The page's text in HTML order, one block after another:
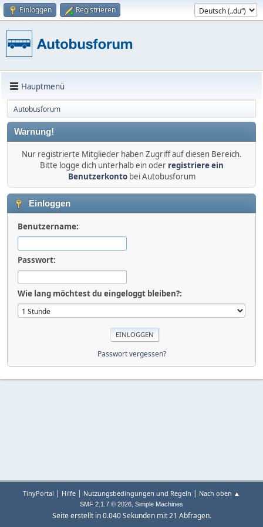
Einloggen Registrieren
Hauptmenü
Autobusforum
Warnung!
Nur registrierte Mitglieder haben Zugriff auf diesen Bereich.
Bitte logge dich unterhalb ein oder registriere ein
Benutzerkontobei Autobusforum
Einloggen
Benutzername:
Passwort:
Wie lang möchtest du eingeloggt bleiben?:
Passwort vergessen?
TinyPortal | Hilfe | Nutzungsbedingungen und Regeln | Nach oben ▲
SMF 2.1.7 © 2026, Simple Machines
Seite erstellt in 0.040 Sekunden mit 21 Abfragen.